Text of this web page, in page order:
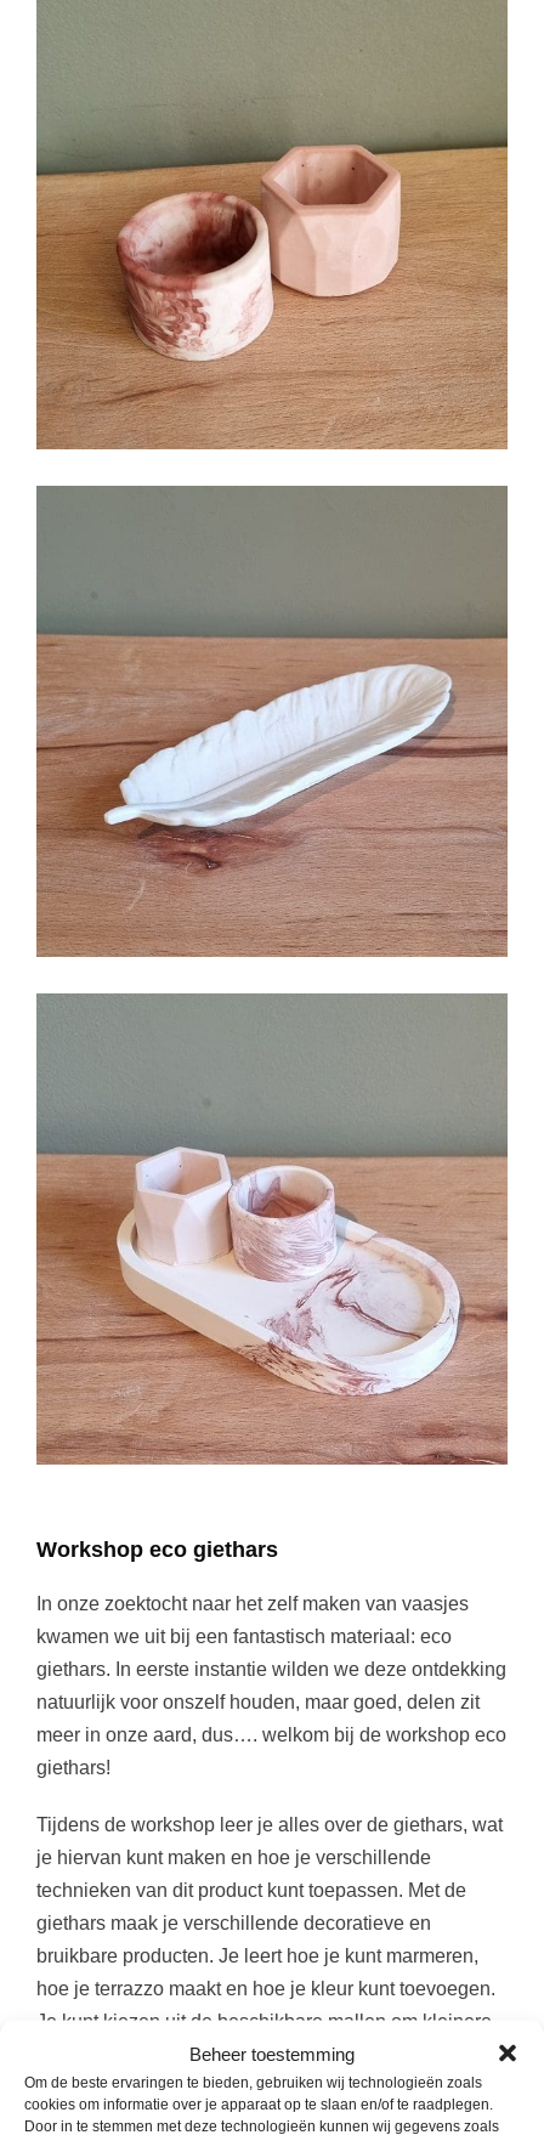
Beheer toestemming
Om de beste ervaringen te bieden, gebruiken wij technologieën zoals
cookies om informatie over je apparaat op te slaan en/of te raadplegen.
Door in te stemmen met deze technologieën kunnen wij gegevens zoals
Workshop eco giethars
In onze zoektocht naar het zelf maken van vaasjes
kwamen we uit bij een fantastisch materiaal: eco
giethars. In eerste instantie wilden we deze ontdekking
natuurlijk voor onszelf houden, maar goed, delen zit
meer in onze aard, dus…. welkom bij de workshop eco
giethars!
Tijdens de workshop leer je alles over de giethars, wat
je hiervan kunt maken en hoe je verschillende
technieken van dit product kunt toepassen. Met de
giethars maak je verschillende decoratieve en
bruikbare producten. Je leert hoe je kunt marmeren,
hoe je terrazzo maakt en hoe je kleur kunt toevoegen.
Je kunt kiezen uit de beschikbare mallen om kleinere
en wat grotere items te maken. Iedereen krijgt dezelfde
hoeveelheid materiaal, maar je kunt tijdens de
workshop altijd meer materiaal bij kopen. De